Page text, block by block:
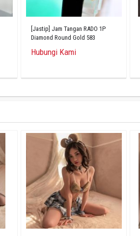
[Jastip] Jam Tangan RADO 1P
Diamond Round Gold 583
Hubungi Kami